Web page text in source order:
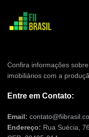
Confira informações
imobiliários com a
Entre em Contato:
Email:
Endereço: Rua Suécia,